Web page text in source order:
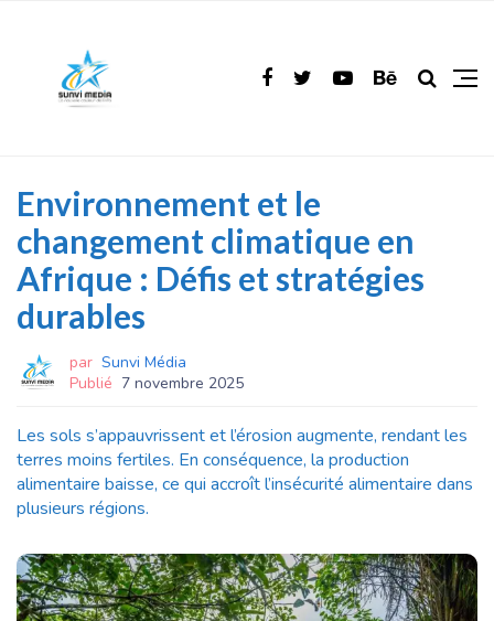
Environnement et le
changement climatique en
Afrique : Défis et stratégies
durables
par Sunvi Média
Publié 7 novembre 2025
Les sols s’appauvrissent et l’érosion augmente, rendant les
terres moins fertiles. En conséquence, la production
alimentaire baisse, ce qui accroît l’insécurité alimentaire dans
plusieurs régions.